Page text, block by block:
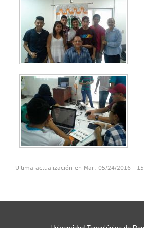
Última actualización en Mar, 05/24/2016 -